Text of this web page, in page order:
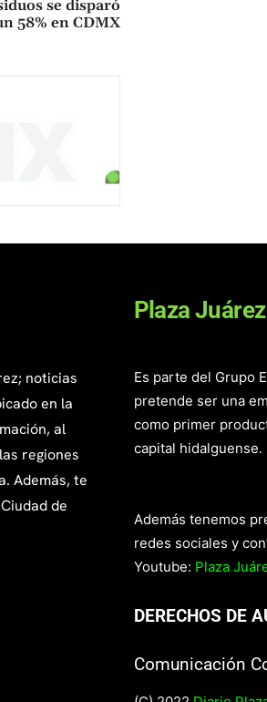
se disparó
58% en CDMX
noticias
en la
al
regiones
Además, te
de
Plaza Juárez
Es parte del Grupo
pretende ser una
como primer
capital hidalguense.
Además tenemos
redes sociales y
Youtube: Plaza
DERECHOS DE
Comunicación